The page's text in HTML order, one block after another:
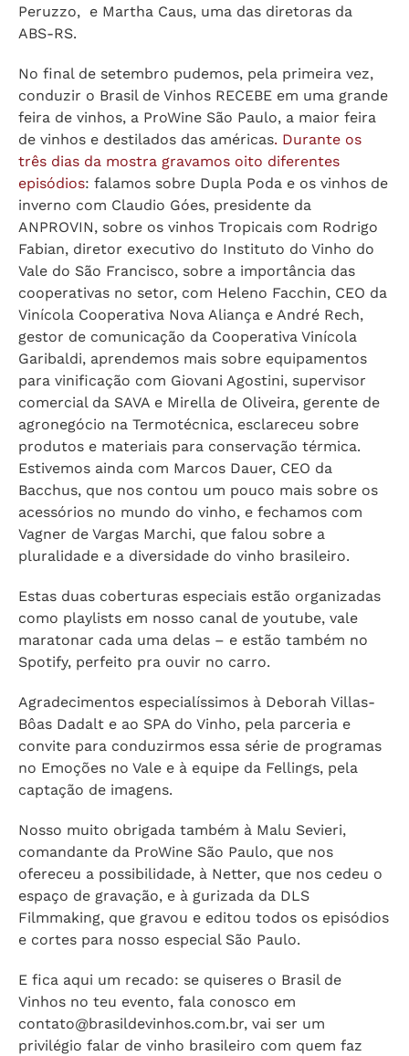
Peruzzo, e Martha Caus, uma das diretoras da
ABS-RS.
No final de setembro pudemos, pela primeira vez,
conduzir o Brasil de Vinhos RECEBE em uma grande
feira de vinhos, a ProWine São Paulo, a maior feira
de vinhos e destilados das américas. Durante os
três dias da mostra gravamos oito diferentes
episódios: falamos sobre Dupla Poda e os vinhos de
inverno com Claudio Góes, presidente da
ANPROVIN, sobre os vinhos Tropicais com Rodrigo
Fabian, diretor executivo do Instituto do Vinho do
Vale do São Francisco, sobre a importância das
cooperativas no setor, com Heleno Facchin, CEO da
Vinícola Cooperativa Nova Aliança e André Rech,
gestor de comunicação da Cooperativa Vinícola
Garibaldi, aprendemos mais sobre equipamentos
para vinificação com Giovani Agostini, supervisor
comercial da SAVA e Mirella de Oliveira, gerente de
agronegócio na Termotécnica, esclareceu sobre
produtos e materiais para conservação térmica.
Estivemos ainda com Marcos Dauer, CEO da
Bacchus, que nos contou um pouco mais sobre os
acessórios no mundo do vinho, e fechamos com
Vagner de Vargas Marchi, que falou sobre a
pluralidade e a diversidade do vinho brasileiro.
Estas duas coberturas especiais estão organizadas
como playlists em nosso canal de youtube, vale
maratonar cada uma delas – e estão também no
Spotify, perfeito pra ouvir no carro.
Agradecimentos especialíssimos à Deborah Villas-
Bôas Dadalt e ao SPA do Vinho, pela parceria e
convite para conduzirmos essa série de programas
no Emoções no Vale e à equipe da Fellings, pela
captação de imagens.
Nosso muito obrigada também à Malu Sevieri,
comandante da ProWine São Paulo, que nos
ofereceu a possibilidade, à Netter, que nos cedeu o
espaço de gravação, e à gurizada da DLS
Filmmaking, que gravou e editou todos os episódios
e cortes para nosso especial São Paulo.
E fica aqui um recado: se quiseres o Brasil de
Vinhos no teu evento, fala conosco em
contato@brasildevinhos.com.br, vai ser um
privilégio falar de vinho brasileiro com quem faz